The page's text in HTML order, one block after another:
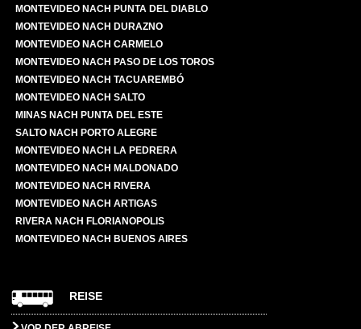
MONTEVIDEO NACH PUNTA DEL DIABLO
MONTEVIDEO NACH DURAZNO
MONTEVIDEO NACH CARMELO
MONTEVIDEO NACH PASO DE LOS TOROS
MONTEVIDEO NACH TACUAREMBÓ
MONTEVIDEO NACH SALTO
MINAS NACH PUNTA DEL ESTE
SALTO NACH PORTO ALEGRE
MONTEVIDEO NACH LA PEDRERA
MONTEVIDEO NACH MALDONADO
MONTEVIDEO NACH RIVERA
MONTEVIDEO NACH ARTIGAS
RIVERA NACH FLORIANOPOLIS
MONTEVIDEO NACH BUENOS AIRES
REISE